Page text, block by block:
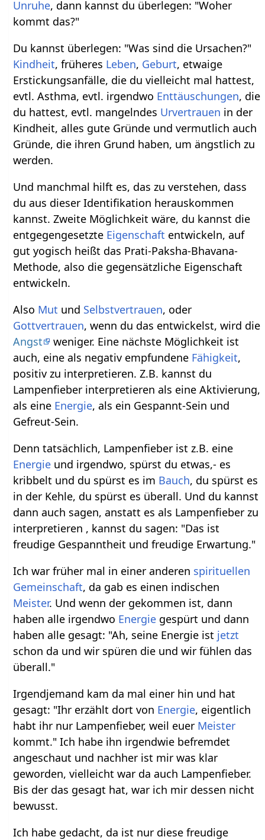
Unruhe, dann kannst du überlegen: "Woher
kommt das?"
Du kannst überlegen: "Was sind die Ursachen?"
Kindheit, früheres Leben, Geburt, etwaige
Erstickungsanfälle, die du vielleicht mal hattest,
evtl. Asthma, evtl. irgendwo Enttäuschungen, die
du hattest, evtl. mangelndes Urvertrauen in der
Kindheit, alles gute Gründe und vermutlich auch
Gründe, die ihren Grund haben, um ängstlich zu
werden.
Und manchmal hilft es, das zu verstehen, dass
du aus dieser Identifikation herauskommen
kannst. Zweite Möglichkeit wäre, du kannst die
entgegengesetzte Eigenschaft entwickeln, auf
gut yogisch heißt das Prati-Paksha-Bhavana-
Methode, also die gegensätzliche Eigenschaft
entwickeln.
Also Mut und Selbstvertrauen, oder
Gottvertrauen, wenn du das entwickelst, wird die
Angst
weniger. Eine nächste Möglichkeit ist
auch, eine als negativ empfundene Fähigkeit,
positiv zu interpretieren. Z.B. kannst du
Lampenfieber interpretieren als eine Aktivierung,
als eine Energie, als ein Gespannt-Sein und
Gefreut-Sein.
Denn tatsächlich, Lampenfieber ist z.B. eine
Energie und irgendwo, spürst du etwas,- es
kribbelt und du spürst es im Bauch, du spürst es
in der Kehle, du spürst es überall. Und du kannst
dann auch sagen, anstatt es als Lampenfieber zu
interpretieren , kannst du sagen: "Das ist
freudige Gespanntheit und freudige Erwartung."
Ich war früher mal in einer anderen spirituellen
Gemeinschaft, da gab es einen indischen
Meister. Und wenn der gekommen ist, dann
haben alle irgendwo Energie gespürt und dann
haben alle gesagt: "Ah, seine Energie ist jetzt
schon da und wir spüren die und wir fühlen das
überall."
Irgendjemand kam da mal einer hin und hat
gesagt: "Ihr erzählt dort von Energie, eigentlich
habt ihr nur Lampenfieber, weil euer Meister
kommt." Ich habe ihn irgendwie befremdet
angeschaut und nachher ist mir was klar
geworden, vielleicht war da auch Lampenfieber.
Bis der das gesagt hat, war ich mir dessen nicht
bewusst.
Ich habe gedacht, da ist nur diese freudige